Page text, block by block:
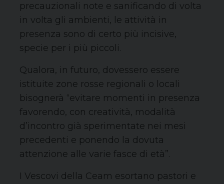
precauzionali note e sanificando di volta
in volta gli ambienti, le attività in
presenza sono di certo più incisive,
specie per i più piccoli.
Qualora, in futuro, dovessero essere
istituite zone rosse regionali o locali
bisognerà “evitare momenti in presenza
favorendo, con creatività, modalità
d’incontro già sperimentate nei mesi
precedenti e ponendo la dovuta
attenzione alle varie fasce di età”.
I Vescovi della Ceam esortano pastori e